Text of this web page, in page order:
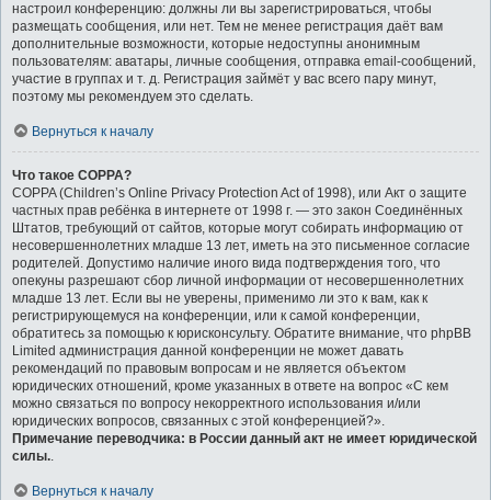
настроил конференцию: должны ли вы зарегистрироваться, чтобы
размещать сообщения, или нет. Тем не менее регистрация даёт вам
дополнительные возможности, которые недоступны анонимным
пользователям: аватары, личные сообщения, отправка email-сообщений,
участие в группах и т. д. Регистрация займёт у вас всего пару минут,
поэтому мы рекомендуем это сделать.
Вернуться к началу
Что такое COPPA?
COPPA (Children’s Online Privacy Protection Act of 1998), или Акт о защите
частных прав ребёнка в интернете от 1998 г. — это закон Соединённых
Штатов, требующий от сайтов, которые могут собирать информацию от
несовершеннолетних младше 13 лет, иметь на это письменное согласие
родителей. Допустимо наличие иного вида подтверждения того, что
опекуны разрешают сбор личной информации от несовершеннолетних
младше 13 лет. Если вы не уверены, применимо ли это к вам, как к
регистрирующемуся на конференции, или к самой конференции,
обратитесь за помощью к юрисконсульту. Обратите внимание, что phpBB
Limited администрация данной конференции не может давать
рекомендаций по правовым вопросам и не является объектом
юридических отношений, кроме указанных в ответе на вопрос «С кем
можно связаться по вопросу некорректного использования и/или
юридических вопросов, связанных с этой конференцией?».
Примечание переводчика: в России данный акт не имеет юридической
силы..
Вернуться к началу